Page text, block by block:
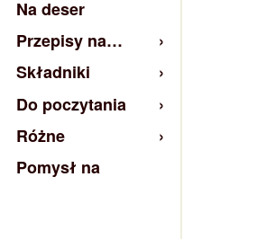
Na deser
Przepisy na…
Składniki
Do poczytania
Różne
Pomysł na